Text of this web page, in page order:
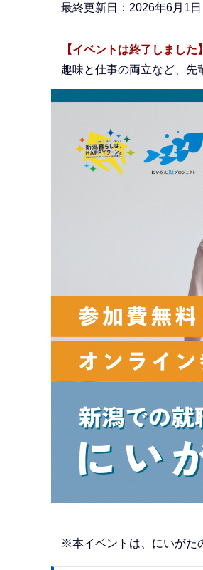
最終更新日：2026年6月1日
【イベントは終了しました】
趣味と仕事の両立など、先
※本イベントは、にいがた